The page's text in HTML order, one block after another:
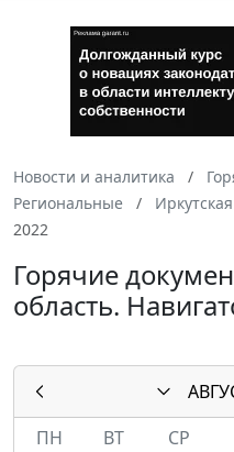
Новости и аналитика
Региональные
2022
Горячие
область.
ПН
ВТ СР